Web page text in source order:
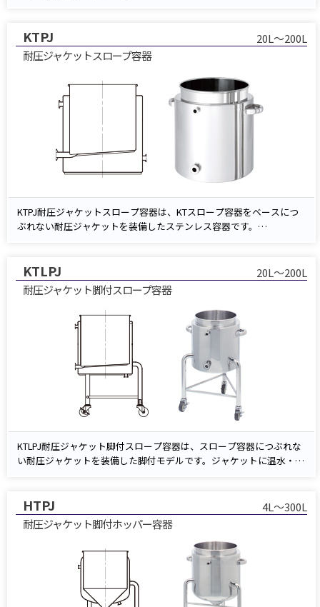
装置との接続がしやすく、製薬・化学・食品など衛生管理が求められ
る温調ラインに最適です。
KTPJ
20L～200L
耐圧ジャケットスロープ容器
KTPJ耐圧ジャケットスロープ容器は、KTスロープ容器をベースにつ
ぶれない耐圧ジャケットを装備したステンレス容器です。
損」の不安を解消します。
さらに、傾斜底（スロープ形状）により残液を抑えてスムーズに排出
でき、衛生性・洗浄性を向上。サニタリー仕様のSUS304/316L、内外
面バフ研磨で清潔さを保持します。
20〜200Lの容量展開で、食品・化学・医薬など衛生工程での加温・冷
却・保持・移送に安心して導入できます。
KTLPJ
20L～200L
耐圧ジャケット脚付スロープ容器
KTLPJ耐圧ジャケット脚付スロープ容器は、スロープ容器につぶれな
い耐圧ジャケットを装備した脚付モデルです。ジャケットに温水・冷
傾斜底（スロープ形状）と底部ノズルにより残液を抑え、排出・洗浄
の時間と手間を削減します。脚付きにより作業面の安定性が高く、移
設や周辺機器との接続もスムーズ。
材質はSUS304/316L、内外面バフ研磨のサニタリー仕様。スタンダー
ド／クリップ密閉／レバーバンド密閉の各蓋タイプを選択でき、食
品・化学・医薬など衛生工程の温調・保持・移送に最適です。
HTPJ
4L～300L
耐圧ジャケット脚付ホッパー容器